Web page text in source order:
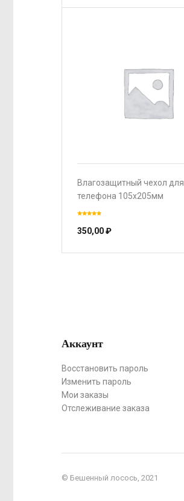
Влагозащитный чехол для
телефона 105х205мм
350,00₽
Аккаунт
Восстановить пароль
Изменить пароль
Мои заказы
Отслеживание заказа
© Бешенный лосось, 2021